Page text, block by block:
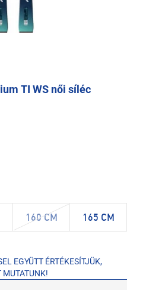
TI WS női síléc
160 CM 165 CM
EGYÜTT ÉRTÉKESÍTJÜK,
MUTATUNK!